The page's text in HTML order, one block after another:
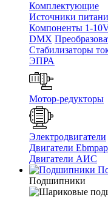
Комплектующие
Источники
Компоненты 1-
DMX
Стабилизаторы
ЭПРА
Мотор-редукторы
Электродвигатели
Двигатели
Двигатели АИС
Подшипники